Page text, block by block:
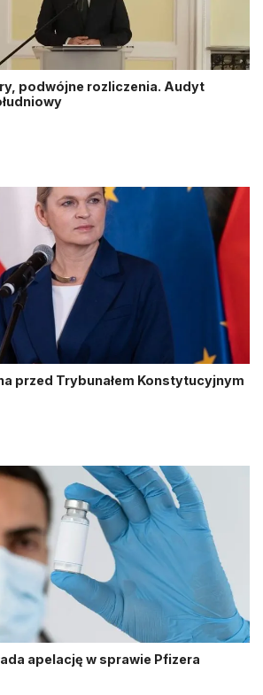
podwójne rozliczenia. Audyt
przed Trybunałem Konstytucyjnym
apelację w sprawie Pfizera